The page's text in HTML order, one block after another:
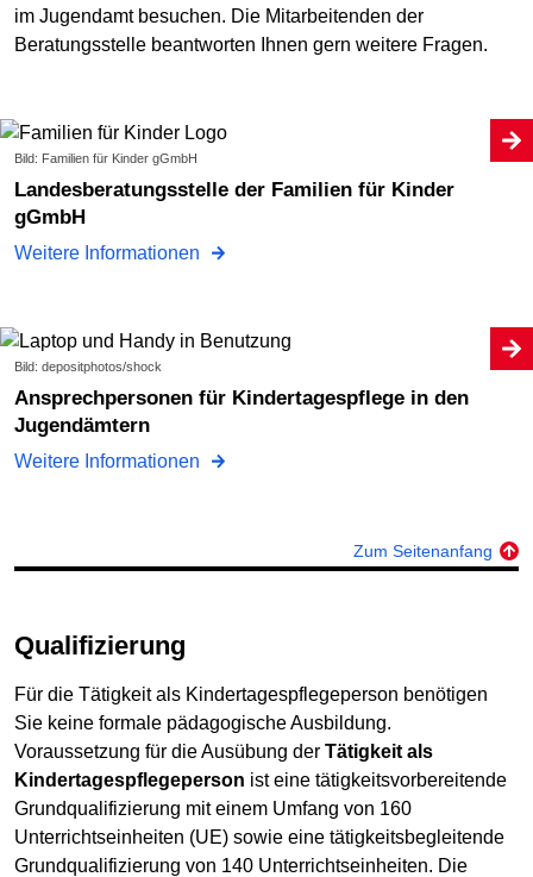
im Jugendamt besuchen. Die Mitarbeitenden der
Beratungsstelle beantworten Ihnen gern weitere Fragen.
Bild: Familien für Kinder gGmbH
Landesberatungsstelle der Familien für Kinder
gGmbH
Weitere Informationen
Bild: depositphotos/shock
Ansprechpersonen für Kindertagespflege in den
Jugendämtern
Weitere Informationen
Zum Seitenanfang
Qualifizierung
Für die Tätigkeit als Kindertagespflegeperson benötigen
Sie keine formale pädagogische Ausbildung.
Voraussetzung für die Ausübung der Tätigkeit als
Kindertagespflegeperson ist eine tätigkeitsvorbereitende
Grundqualifizierung mit einem Umfang von 160
Unterrichtseinheiten (UE) sowie eine tätigkeitsbegleitende
Grundqualifizierung von 140 Unterrichtseinheiten. Die